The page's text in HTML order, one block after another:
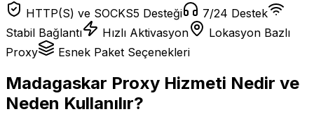
HTTP(S) ve SOCKS5 Desteği
7/24 Destek
Stabil Bağlantı
Hızlı Aktivasyon
Lokasyon Bazlı
Proxy
Esnek Paket Seçenekleri
Madagaskar Proxy Hizmeti Nedir ve
Neden Kullanılır?